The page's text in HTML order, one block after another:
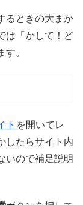
るときの大まか
は「かして！ど
。
ト を開いてレ
したらサイト内
いので補足説明